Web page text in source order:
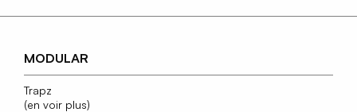
MODULAR
Trapz
(en voir plus)